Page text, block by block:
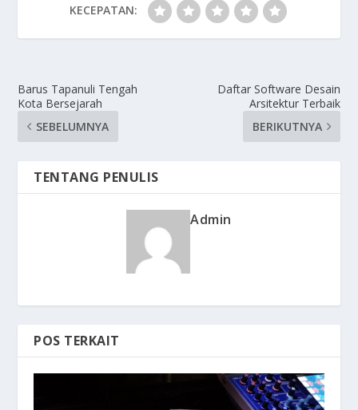
KECEPATAN:
Barus Tapanuli Tengah
Kota Bersejarah
SEBELUMNYA
Daftar Software Desain
Arsitektur Terbaik
BERIKUTNYA
TENTANG PENULIS
Admin
POS TERKAIT